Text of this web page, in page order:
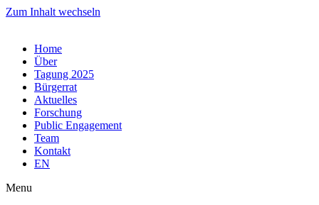
Zum Inhalt wechseln
Home
Über
Tagung 2025
Bürgerrat
Aktuelles
Forschung
Public Engagement
Team
Kontakt
EN
Menu